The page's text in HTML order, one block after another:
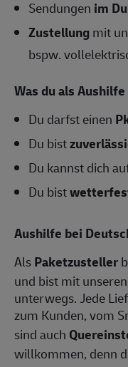
Sendungen im
Zustellungmit
bspw.
Was du als
Du darfst einen
Du bist
Du kannst dich
Du bist
Aushilfe bei
AlsPaketzusteller
und bist mit
unterwegs. Jede
zum Kunden, vom
sind auch
willkommen, denn